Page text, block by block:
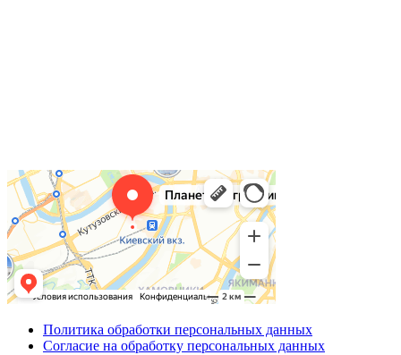
Политика обработки персональных данных
Согласие на обработку персональных данных